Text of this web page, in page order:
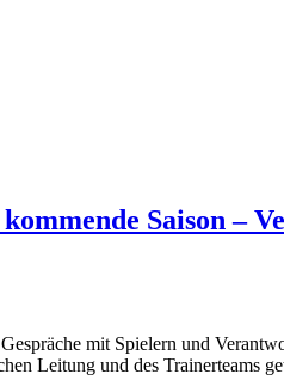
Saison –
mit Spielern und
Leitung und des Trainerteams